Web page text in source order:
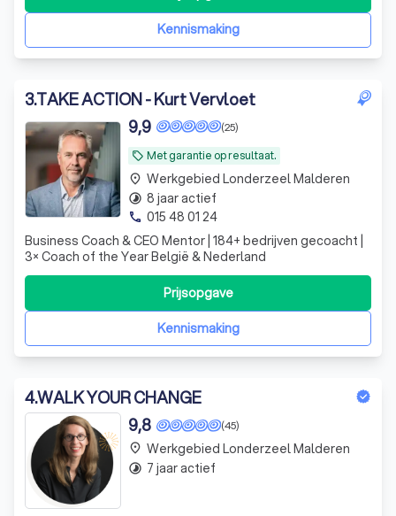
Kennismaking
3.TAKE ACTION - Kurt Vervloet
local_offer Met garantie op resultaat.
(25)
9,9
Business Coach & CEO Mentor | 184+ bedrijven gecoacht |
3× Coach of the Year België & Nederland
Kennismaking
Prijsopgave
place Werkgebied Londerzeel Malderen
timelapse 8 jaar actief
phone 015 48 01 24
4.WALK YOUR CHANGE
(45)
9,8
place Werkgebied Londerzeel Malderen
timelapse 7 jaar actief